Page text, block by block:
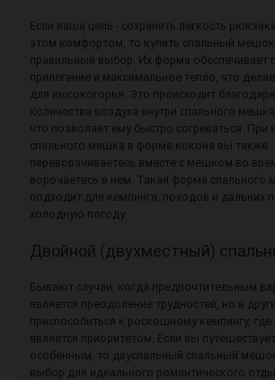
Если ваша цель - сохранить легкость
этом комфортом, то купить спальный мешок
правильный выбор. Их форма обеспечивает
прилегание и максимальное тепло, что
для высокогорья. Это происходит
количества воздуха внутри спального
что позволяет ему быстро согреваться. При
спального мешка в форме кокона вы также
переворачиваетесь вместе с мешком во
ворочаетесь в нем. Такая форма спального
подходит для кемпинга, походов и дальних
холодную погоду.
Двойной (двухместный)
Бывают случаи, когда предпочтительным
является преодоление трудностей, но в
приспособиться к роскошному кемпингу,
является приоритетом. Если вы
особенным, то двуспальный спальный
выбор для идеального романтического